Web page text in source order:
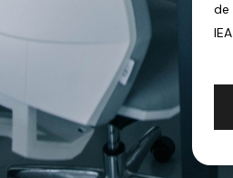
de
IEA